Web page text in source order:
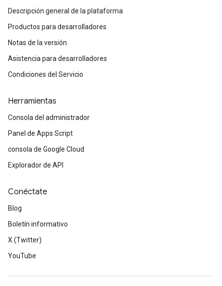
Descripción general de la plataforma
Productos para desarrolladores
Notas de la versión
Asistencia para desarrolladores
Condiciones del Servicio
Herramientas
Consola del administrador
Panel de Apps Script
consola de Google Cloud
Explorador de API
Conéctate
Blog
Boletín informativo
X (Twitter)
YouTube